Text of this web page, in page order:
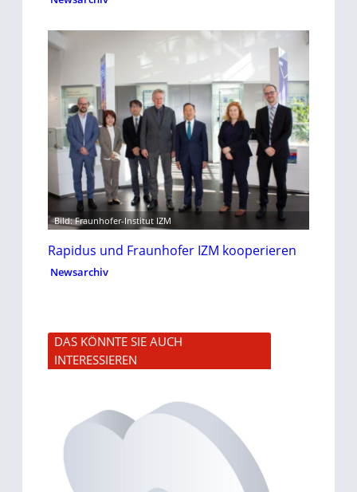
Bild: Fraunhofer-Institut IZM
Rapidus und Fraunhofer IZM kooperieren
Newsarchiv
DAS KÖNNTE SIE AUCH
INTERESSIEREN